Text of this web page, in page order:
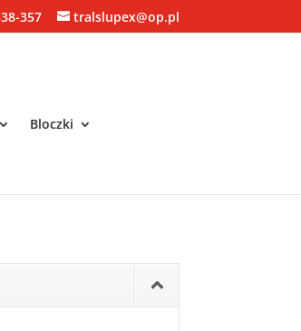
357 tralslupex@op.pl
Bloczki